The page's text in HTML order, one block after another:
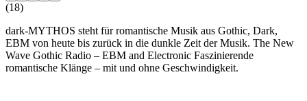
(18)
dark-MYTHOS steht für romantische Musik aus Gothic, Dark,
EBM von heute bis zurück in die dunkle Zeit der Musik. The New
Wave Gothic Radio – EBM and Electronic Faszinierende
romantische Klänge – mit und ohne Geschwindigkeit.